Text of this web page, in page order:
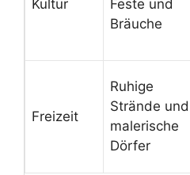
Kultur
Feste und
Bräuche
Freizeit
Ruhige
Strände und
malerische
Dörfer